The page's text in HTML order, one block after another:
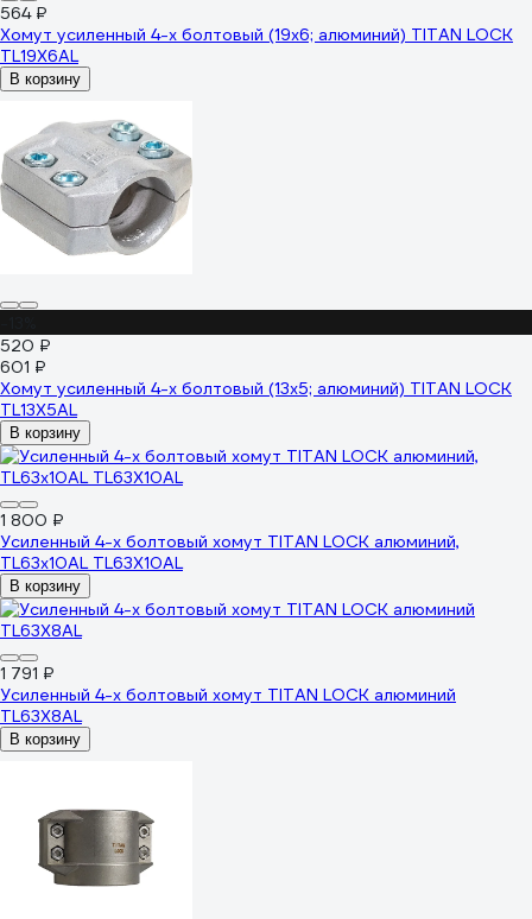
564 ₽
Хомут усиленный 4-х болтовый (19х6; алюминий) TITAN LOCK
TL19X6AL
В корзину
520 ₽
601 ₽
Хомут усиленный 4-х болтовый (13х5; алюминий) TITAN LOCK
TL13X5AL
В корзину
1 800 ₽
Усиленный 4-х болтовый хомут TITAN LOCK алюминий,
TL63x10AL TL63X10AL
В корзину
1 791 ₽
Усиленный 4-х болтовый хомут TITAN LOCK алюминий
TL63X8AL
В корзину